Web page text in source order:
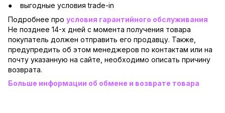
выгодные условия trade-in
Подробнее про условия гарантийного обслуживания
Не позднее 14-х дней с момента получения товара
покупатель должен отправить его продавцу. Также,
предупредить об этом менеджеров по контактам или на
почту указанную на сайте, необходимо описать причину
возврата.
Больше информации об обмене и возврате товара